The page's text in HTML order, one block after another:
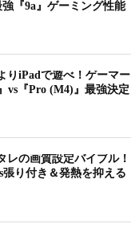
『9a』ゲーミング性能
りiPadで遊べ！ゲーマー
vs『Pro (M4)』最強決定
レの画質設定バイブル！
り付き＆発熱を抑える